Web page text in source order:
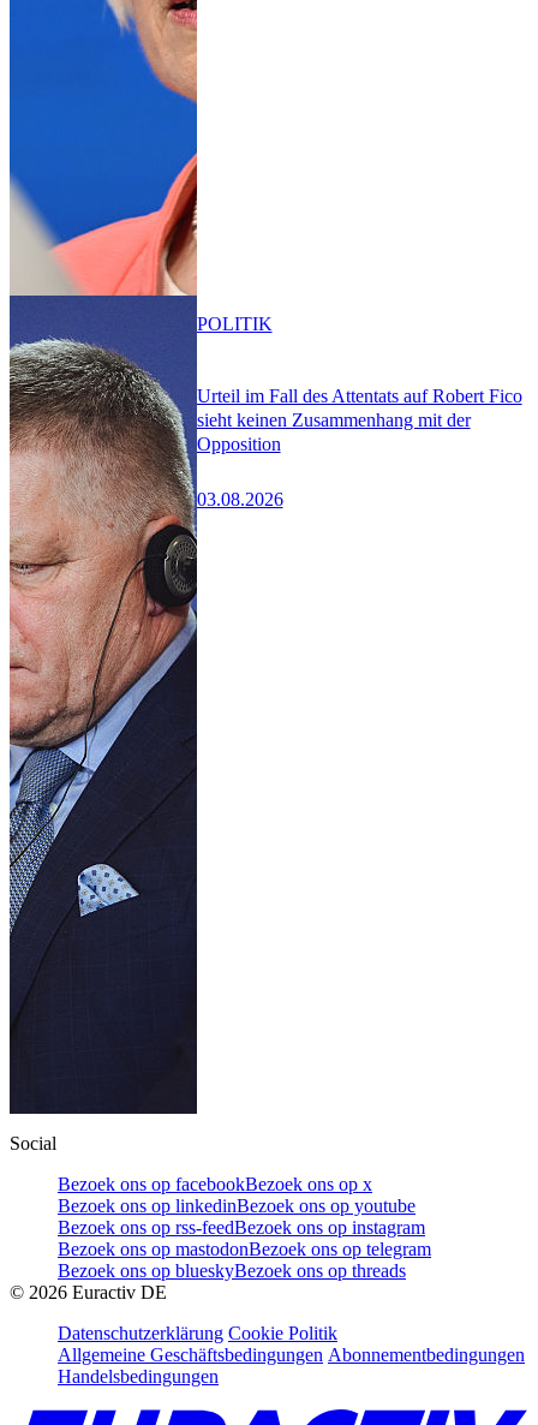
Urteil im Fall des Attentats auf Robert Fico
sieht keinen Zusammenhang mit der
Opposition
03.08.2026
POLITIK
Social
Bezoek ons op facebookBezoek ons op x
Bezoek ons op linkedinBezoek ons op youtube
Bezoek ons op rss-feedBezoek ons op instagram
Bezoek ons op mastodonBezoek ons op telegram
Bezoek ons op blueskyBezoek ons op threads
© 2026 Euractiv DE
Datenschutzerklärung Cookie Politik
Allgemeine Geschäftsbedingungen Abonnementbedingungen
Handelsbedingungen